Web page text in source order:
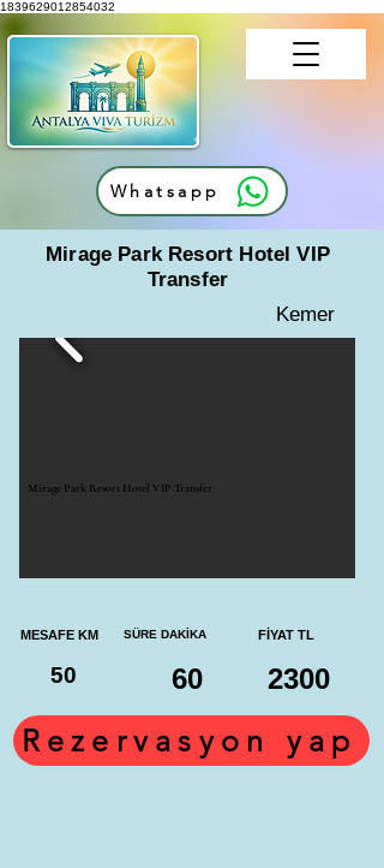
1839629012854032
Whatsapp
Mirage Park Resort Hotel VIP
Transfer
Kemer
Mirage Park Resort Hotel VIP Transfer
MESAFE KM
50
SÜRE DAKİKA
60
FİYAT TL
2300
Rezervasyon yap